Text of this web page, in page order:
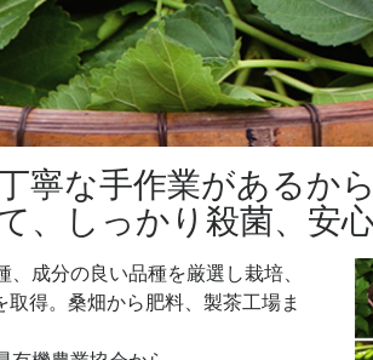
寧な手作業があるか
、しっかり殺菌、安
、成分の良い品種を厳選し栽培、
取得。桑畑から肥料、製茶工場ま